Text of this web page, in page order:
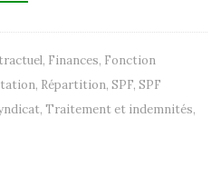
, Finances, Fonction
, Répartition, SPF, SPF
, Traitement et indemnités,